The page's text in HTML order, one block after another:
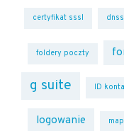
certyfikat sssl
foldery poczty
g suite ID konta
logowanie